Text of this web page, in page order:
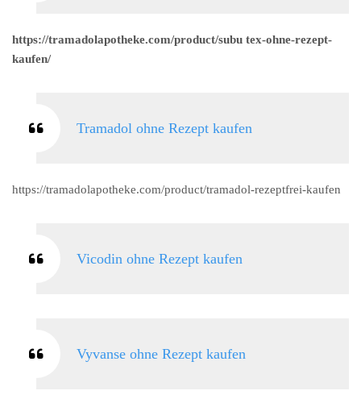
https://tramadolapotheke.com/product/subu tex-ohne-rezept-
kaufen/
Tramadol ohne Rezept kaufen
https://tramadolapotheke.com/product/tramadol-rezeptfrei-kaufen
Vicodin ohne Rezept kaufen
Vyvanse ohne Rezept kaufen